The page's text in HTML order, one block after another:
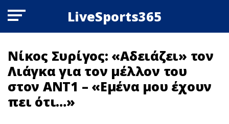
LiveSports365
Νίκος Συρίγος: «Αδειάζει» τον
Λιάγκα για τον μέλλον του
στον ΑΝΤ1 – «Εμένα μου έχουν
πει ότι…»